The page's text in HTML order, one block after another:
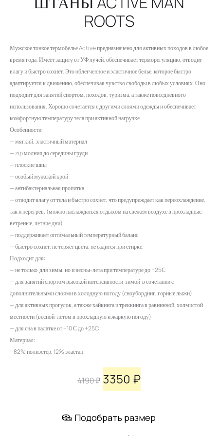
ROOTS
Мужское тонкое термобелье Active предназначено для активных походов в любое
время года. Имеет защиту от УФ лучей, обеспечивает терморегуляцию, отводит
влагу и быстро сохнет. Это облегченное и эластичное белье, которое быстро
адаптируется к движению, обеспечивая чувство свободы в любых условиях. Оно
подходит для занятий спортом, походов, туризма, а также повседневного
использования. Хорошо сочетается с другими слоями одежды и обеспечивает
комфортную температуру тела при активной нагрузке.
Особенности:
— мягкий, эластичный материал
— zip молния до середины груди
— плоские швы
— особый мужской крой
— антибактериальная пропитка
— отводит влагу от тела и быстро сохнет, что предупреждает как переохлаждение,
так и перегрев, (можно наслаждаться отдыхом на свежем воздухе в прохладные,
ветреные, летние дни)
— поддерживает оптимальный температурный баланс
— быстро сохнет, не теряет цвета, не садится при стирке.
Подходит для:
— не только для зимы, но и весны-лета при температуре до +25С
— для занятий спортом высокой интенсивности зимой в сочетании с
дополнительными слоями в холодную погоду (сноубординг, горные лыжи)
— для активных прогулок, а также хайкинга и треккинга в равнинной, холмистой
местности (весной-летом в прохладную и жаркую погоду)
— для сна в палатке от +10 С до +25C
Материал:
– 82% полиэстер, 12% эластан
4190₽ Первоначальная
составляла
3350 ₽Текущая
3350 ₽.
Подобрать размер